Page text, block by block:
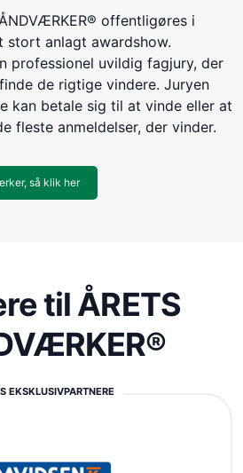
offentligøres i
stort anlagt awardshow.
professionel uvildig fagjury, der
de rigtige vindere. Juryen
kan betale sig til at vinde eller at
fleste anmeldelser, der vinder.
så klik her
til ÅRETS
EKSKLUSIVPARTNERE